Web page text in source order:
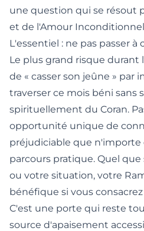
une question qui se résout
et de l'Amour
L'essentiel : ne pas passer à
Le plus grand risque durant
de « casser son jeûne » par
traverser ce mois béni sans
spirituellement du Coran.
opportunité unique de
préjudiciable que
parcours pratique. Quel
ou votre situation, votre
bénéfique si vous
C'est une porte qui reste
source d'apaisement